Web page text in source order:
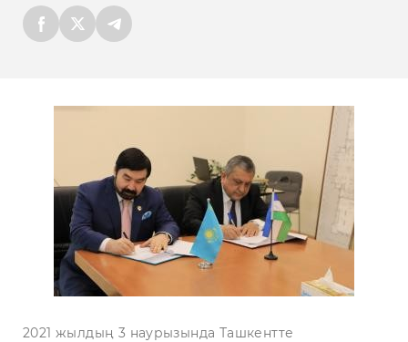
2021 жылдың 3 наурызында Ташкентте